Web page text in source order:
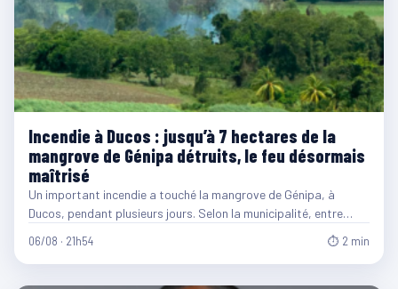
Incendie à Ducos : jusqu’à 7 hectares de la
mangrove de Génipa détruits, le feu désormais
maîtrisé
Un important incendie a touché la mangrove de Génipa, à
Ducos, pendant plusieurs jours. Selon la municipalité, entre…
06/08 · 21h54 ⏱ 2 min